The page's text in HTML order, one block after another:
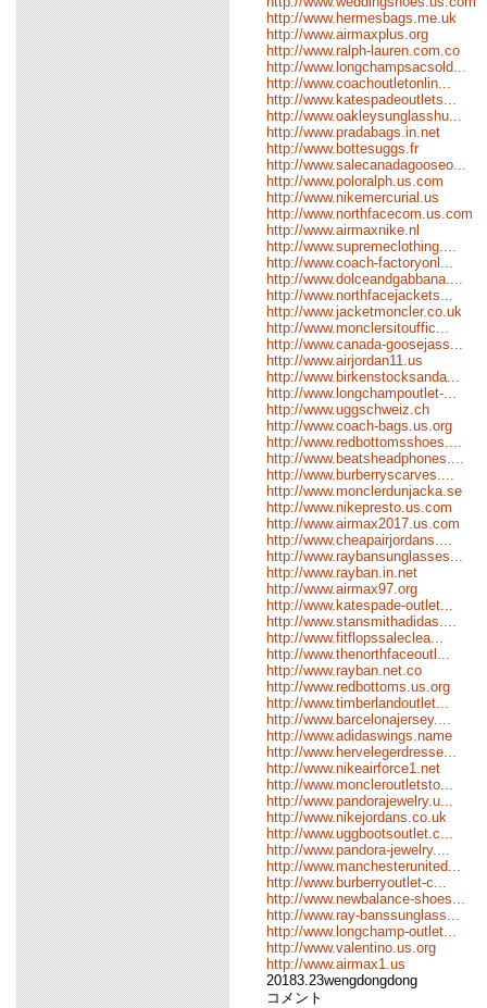
http://www.hermesbags.me.uk
http://www.airmaxplus.org
http://www.ralph-lauren.com.co
http://www.longchampsacsold...
http://www.coachoutletonlin...
http://www.katespadeoutlets...
http://www.oakleysunglasshu...
http://www.pradabags.in.net
http://www.bottesuggs.fr
http://www.salecanadagooseo...
http://www.poloralph.us.com
http://www.nikemercurial.us
http://www.northfacecom.us.com
http://www.airmaxnike.nl
http://www.supremeclothing....
http://www.coach-factoryonl...
http://www.dolceandgabbana....
http://www.northfacejackets...
http://www.jacketmoncler.co.uk
http://www.monclersitouffic...
http://www.canada-goosejass...
http://www.airjordan11.us
http://www.birkenstocksanda...
http://www.longchampoutlet-...
http://www.uggschweiz.ch
http://www.coach-bags.us.org
http://www.redbottomsshoes....
http://www.beatsheadphones....
http://www.burberryscarves....
http://www.monclerdunjacka.se
http://www.nikepresto.us.com
http://www.airmax2017.us.com
http://www.cheapairjordans....
http://www.raybansunglasses...
http://www.rayban.in.net
http://www.airmax97.org
http://www.katespade-outlet...
http://www.stansmithadidas....
http://www.fitflopssaleclea...
http://www.thenorthfaceoutl...
http://www.rayban.net.co
http://www.redbottoms.us.org
http://www.timberlandoutlet...
http://www.barcelonajersey....
http://www.adidaswings.name
http://www.hervelegerdresse...
http://www.nikeairforce1.net
http://www.moncleroutletsto...
http://www.pandorajewelry.u...
http://www.nikejordans.co.uk
http://www.uggbootsoutlet.c...
http://www.pandora-jewelry....
http://www.manchesterunited...
http://www.burberryoutlet-c...
http://www.newbalance-shoes...
http://www.ray-banssunglass...
http://www.longchamp-outlet...
http://www.valentino.us.org
http://www.airmax1.us
20183.23wengdongdong
コメント